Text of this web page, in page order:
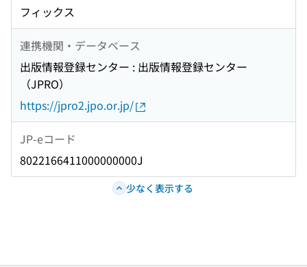
フィックス
連携機関・データベース
出版情報登録センター : 出版情報登録センター
（JPRO）
https://jpro2.jpo.or.jp/
JP-eコード
8022166411000000000J
少なく表示する